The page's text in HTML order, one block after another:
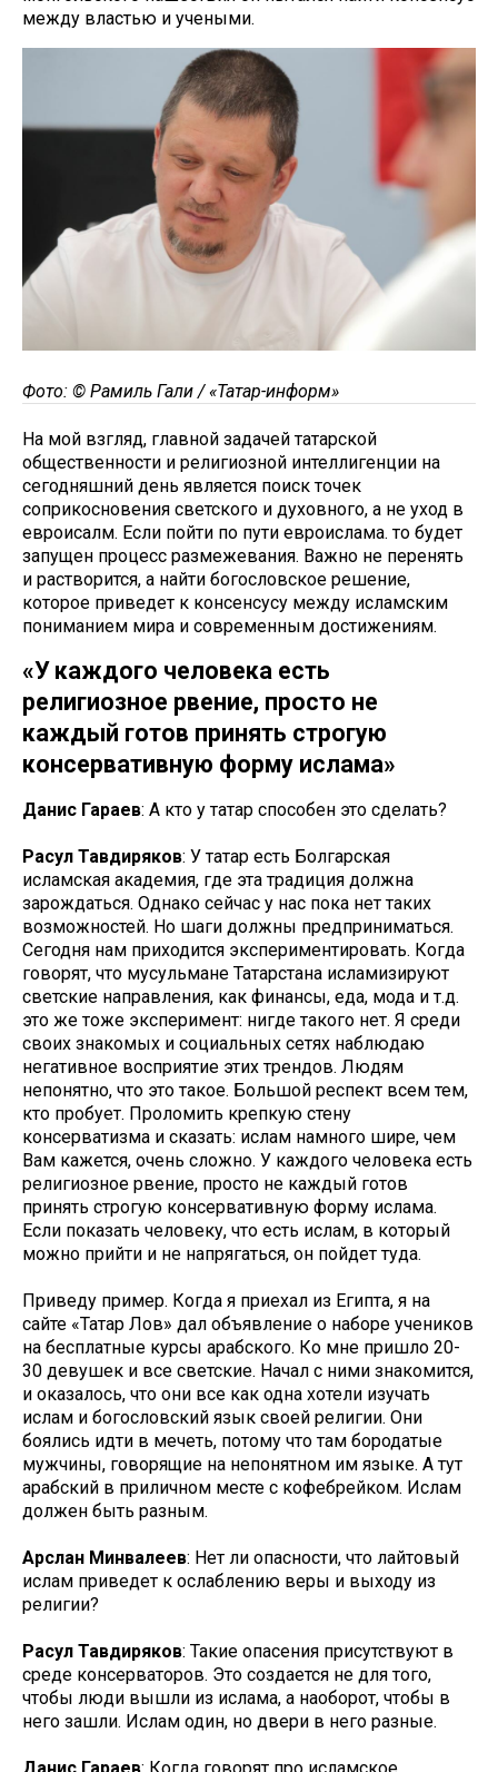
между властью и учеными.
Фото: © Рамиль Гали / «Татар-информ»
На мой взгляд, главной задачей татарской
общественности и религиозной интеллигенции на
сегодняшний день является поиск точек
соприкосновения светского и духовного, а не уход в
евроисалм. Если пойти по пути евроислама. то будет
запущен процесс размежевания. Важно не перенять
и растворится, а найти богословское решение,
которое приведет к консенсусу между исламским
пониманием мира и современным достижениям.
«У каждого человека есть
религиозное рвение, просто не
каждый готов принять строгую
консервативную форму ислама»
Данис Гараев: А кто у татар способен это сделать?
Расул Тавдиряков: У татар есть Болгарская
исламская академия, где эта традиция должна
зарождаться. Однако сейчас у нас пока нет таких
возможностей. Но шаги должны предприниматься.
Сегодня нам приходится экспериментировать. Когда
говорят, что мусульмане Татарстана исламизируют
светские направления, как финансы, еда, мода и т.д.
это же тоже эксперимент: нигде такого нет. Я среди
своих знакомых и социальных сетях наблюдаю
негативное восприятие этих трендов. Людям
непонятно, что это такое. Большой респект всем тем,
кто пробует. Проломить крепкую стену
консерватизма и сказать: ислам намного шире, чем
Вам кажется, очень сложно. У каждого человека есть
религиозное рвение, просто не каждый готов
принять строгую консервативную форму ислама.
Если показать человеку, что есть ислам, в который
можно прийти и не напрягаться, он пойдет туда.
Приведу пример. Когда я приехал из Египта, я на
сайте «Татар Лов» дал объявление о наборе учеников
на бесплатные курсы арабского. Ко мне пришло 20-
30 девушек и все светские. Начал с ними знакомится,
и оказалось, что они все как одна хотели изучать
ислам и богословский язык своей религии. Они
боялись идти в мечеть, потому что там бородатые
мужчины, говорящие на непонятном им языке. А тут
арабский в приличном месте с кофебрейком. Ислам
должен быть разным.
Арслан Минвалеев: Нет ли опасности, что лайтовый
ислам приведет к ослаблению веры и выходу из
религии?
Расул Тавдиряков: Такие опасения присутствуют в
среде консерваторов. Это создается не для того,
чтобы люди вышли из ислама, а наоборот, чтобы в
него зашли. Ислам один, но двери в него разные.